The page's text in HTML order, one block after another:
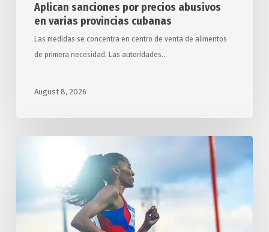
Aplican sanciones por precios abusivos
en varias provincias cubanas
Las medidas se concentra en centro de venta de alimentos
de primera necesidad. Las autoridades…
August 8, 2026